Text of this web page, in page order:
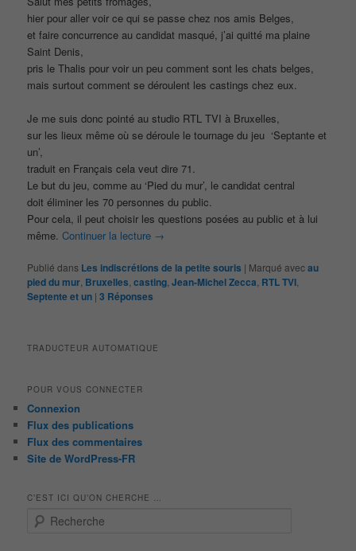
hier pour aller voir ce qui se passe chez nos amis Belges,
et faire concurrence au candidat masqué, j’ai quitté ma plaine
Saint Denis,
pris le Thalis pour voir un peu comment sont les chats belges,
mais surtout comment se déroulent les castings chez eux.
Je me suis donc pointé au studio RTL TVI à Bruxelles,
sur les lieux même où se déroule le tournage du jeu ‘Septante et
un’,
traduit en Français cela veut dire 71.
Le but du jeu, comme au ‘Pied du mur’, le candidat central
doit éliminer les 70 personnes du public.
Pour cela, il peut choisir les questions posées au public et à lui
même.Continuer la lecture →
Publié dans Les indiscrétions de la petite souris | Marqué avecau
pied du mur Bruxelles ,casting ,Jean-Michel Zecca RTL TVI
Septente et un |3 Réponses
TRADUCTEUR AUTOMATIQUE
POUR VOUS CONNECTER
Connexion
Flux des publications
Flux des commentaires
Site de WordPress-FR
C’EST ICI QU’ON CHERCHE …